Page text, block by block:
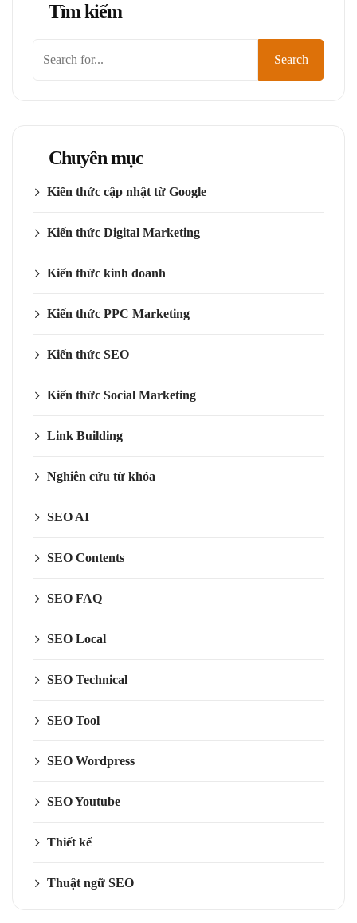
Tìm kiếm
Search
Chuyên mục
Kiến thức cập nhật từ Google
Kiến thức Digital Marketing
Kiến thức kinh doanh
Kiến thức PPC Marketing
Kiến thức SEO
Kiến thức Social Marketing
Link Building
Nghiên cứu từ khóa
SEO AI
SEO Contents
SEO FAQ
SEO Local
SEO Technical
SEO Tool
SEO Wordpress
SEO Youtube
Thiết kế
Thuật ngữ SEO